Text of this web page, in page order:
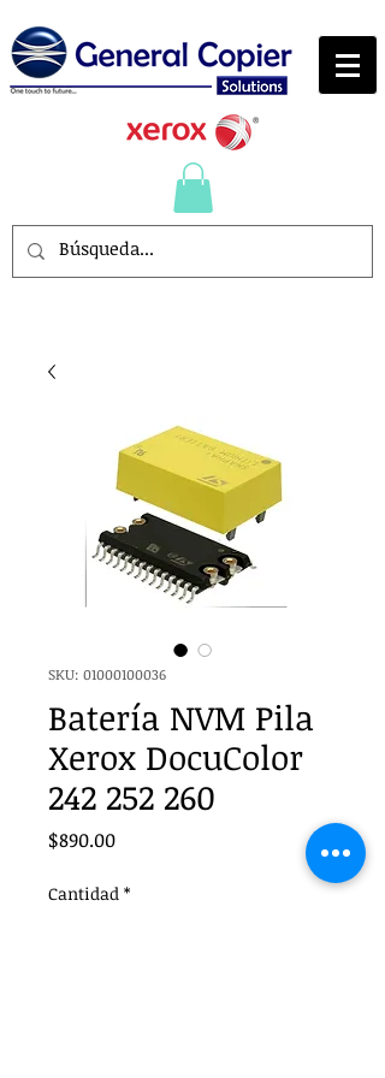
SKU: 01000100036
Batería NVM Pila
Xerox DocuColor
242 252 260
$890.00Precio
Cantidad *